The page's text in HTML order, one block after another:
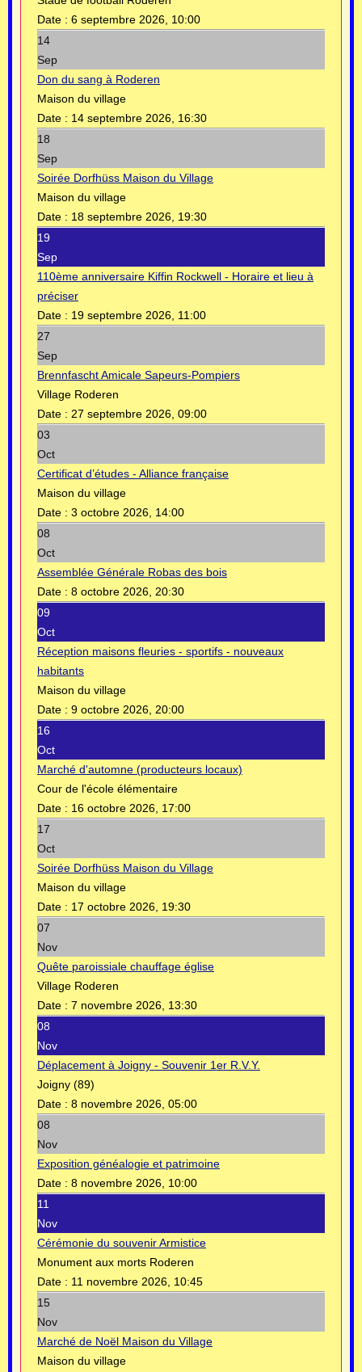
Date : 6 septembre 2026, 10:00
14
Sep
Don du sang à Roderen
Maison du village
Date : 14 septembre 2026, 16:30
18
Sep
Soirée Dorfhüss Maison du Village
Maison du village
Date : 18 septembre 2026, 19:30
19
Sep
110ème anniversaire Kiffin Rockwell - Horaire et lieu à
préciser
Date : 19 septembre 2026, 11:00
27
Sep
Brennfascht Amicale Sapeurs-Pompiers
Village Roderen
Date : 27 septembre 2026, 09:00
03
Oct
Certificat d’études - Alliance française
Maison du village
Date : 3 octobre 2026, 14:00
08
Oct
Assemblée Générale Robas des bois
Date : 8 octobre 2026, 20:30
09
Oct
Réception maisons fleuries - sportifs - nouveaux
habitants
Maison du village
Date : 9 octobre 2026, 20:00
16
Oct
Marché d'automne (producteurs locaux)
Cour de l'école élémentaire
Date : 16 octobre 2026, 17:00
17
Oct
Soirée Dorfhüss Maison du Village
Maison du village
Date : 17 octobre 2026, 19:30
07
Nov
Quête paroissiale chauffage église
Village Roderen
Date : 7 novembre 2026, 13:30
08
Nov
Déplacement à Joigny - Souvenir 1er R.V.Y.
Joigny (89)
Date : 8 novembre 2026, 05:00
08
Nov
Exposition généalogie et patrimoine
Date : 8 novembre 2026, 10:00
11
Nov
Cérémonie du souvenir Armistice
Monument aux morts Roderen
Date : 11 novembre 2026, 10:45
15
Nov
Marché de Noël Maison du Village
Maison du village